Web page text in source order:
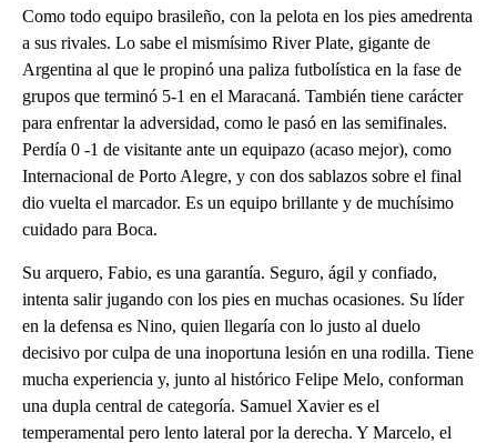
Como todo equipo brasileño, con la pelota en los pies amedrenta
a sus rivales. Lo sabe el mismísimo River Plate, gigante de
Argentina al que le propinó una paliza futbolística en la fase de
grupos que terminó 5-1 en el Maracaná. También tiene carácter
para enfrentar la adversidad, como le pasó en las semifinales.
Perdía 0 -1 de visitante ante un equipazo (acaso mejor), como
Internacional de Porto Alegre, y con dos sablazos sobre el final
dio vuelta el marcador. Es un equipo brillante y de muchísimo
cuidado para Boca.
Su arquero, Fabio, es una garantía. Seguro, ágil y confiado,
intenta salir jugando con los pies en muchas ocasiones. Su líder
en la defensa es Nino, quien llegaría con lo justo al duelo
decisivo por culpa de una inoportuna lesión en una rodilla. Tiene
mucha experiencia y, junto al histórico Felipe Melo, conforman
una dupla central de categoría. Samuel Xavier es el
temperamental pero lento lateral por la derecha. Y Marcelo, el